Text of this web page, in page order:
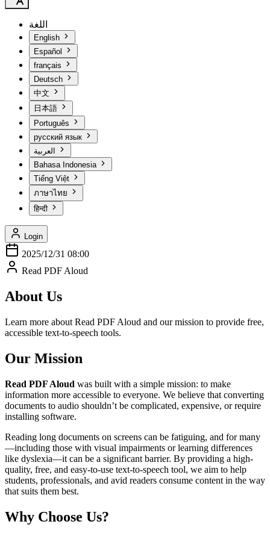
اللغة
English
Español
français
Deutsch
中文
日本語
Português
русский язык
Bahasa Indonesia
Tiếng Việt
ภาษาไทย
हिन्दी
Login
2025/12/31 08:00
Read PDF Aloud
About Us
Learn more about Read PDF Aloud and our mission to provide free,
accessible text-to-speech tools.
Our Mission
Read PDF Aloud was built with a simple mission: to make
information more accessible to everyone. We believe that converting
documents to audio shouldn’t be complicated, expensive, or require
installing software.
Reading long documents on screens can be fatiguing, and for many
—including those with visual impairments or learning differences
like dyslexia—it can be a significant barrier. By providing a high-
quality, free, and easy-to-use text-to-speech tool, we aim to help
students, professionals, and avid readers consume content in the way
that suits them best.
Why Choose Us?